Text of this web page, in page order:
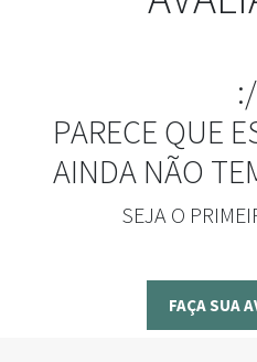
:/
PARECE QUE
AINDA NÃO
SEJA O
FAÇA SUA